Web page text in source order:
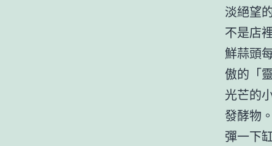
淡絕望
不是店
鮮蒜頭
傲的「
光芒的
發酵物
彈一下